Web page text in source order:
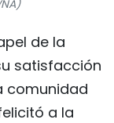
de la
satisfacción
comunidad
a la